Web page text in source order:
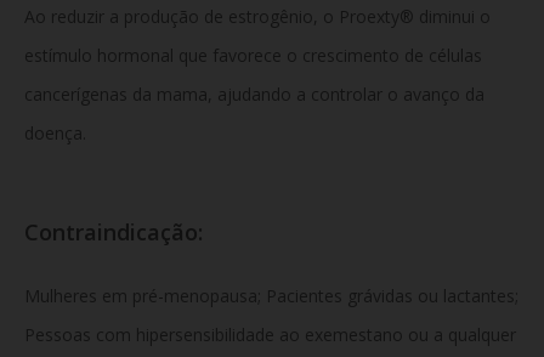
Ao reduzir a produção de estrogênio, o Proexty® diminui o
estímulo hormonal que favorece o crescimento de células
cancerígenas da mama, ajudando a controlar o avanço da
doença.
Contraindicação:
Mulheres em pré-menopausa; Pacientes grávidas ou lactantes;
Pessoas com hipersensibilidade ao exemestano ou a qualquer